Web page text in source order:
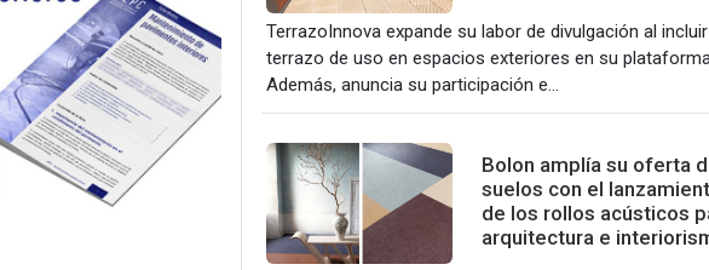
TerrazoInnova expande su labor de divulgación al
terrazo de uso en espacios exteriores en su
Además, anuncia su participación e...
Bolon amplía su oferta
suelos con el
de los rollos acústicos
arquitectura e